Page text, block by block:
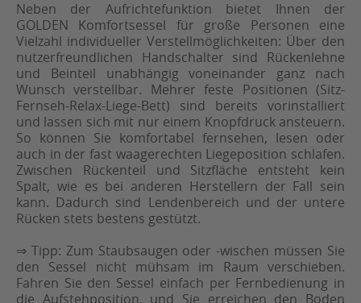
Neben der Aufrichtefunktion bietet Ihnen der
GOLDEN Komfortsessel für große Personen eine
Vielzahl individueller Verstellmöglichkeiten: Über den
nutzerfreundlichen Handschalter sind Rückenlehne
und Beinteil unabhängig voneinander ganz nach
Wunsch verstellbar. Mehrer feste Positionen (Sitz-
Fernseh-Relax-Liege-Bett) sind bereits vorinstalliert
und lassen sich mit nur einem Knopfdruck ansteuern.
So können Sie komfortabel fernsehen, lesen oder
auch in der fast waagerechten Liegeposition schlafen.
Zwischen Rückenteil und Sitzfläche entsteht kein
Spalt, wie es bei anderen Herstellern der Fall sein
kann. Dadurch sind Lendenbereich und der untere
Rücken stets bestens gestützt.
⇒ Tipp: Zum Staubsaugen oder -wischen müssen Sie
den Sessel nicht mühsam im Raum verschieben.
Fahren Sie den Sessel einfach per Fernbedienung in
die Aufstehposition, und Sie erreichen den Boden